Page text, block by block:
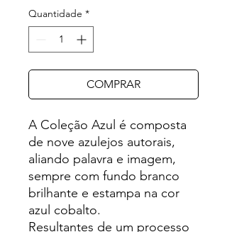
Quantidade *
COMPRAR
A Coleção Azul é composta
de nove azulejos autorais,
aliando palavra e imagem,
sempre com fundo branco
brilhante e estampa na cor
azul cobalto.
Resultantes de um processo